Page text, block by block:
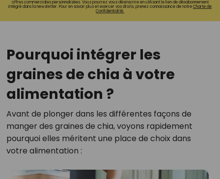
offres commerciales personnalisées. Vous pourrez vous désinscrire en utilisant le lien de désabonnement
intégré dans la newsletter. Pour en savoir plus et exercer vos droits, prenez connaissance de notreCharte de
Confidentialité.
Pourquoi intégrer les
graines de chia à votre
alimentation ?
Avant de plonger dans les différentes façons de
manger des graines de chia, voyons rapidement
pourquoi elles méritent une place de choix dans
votre alimentation :